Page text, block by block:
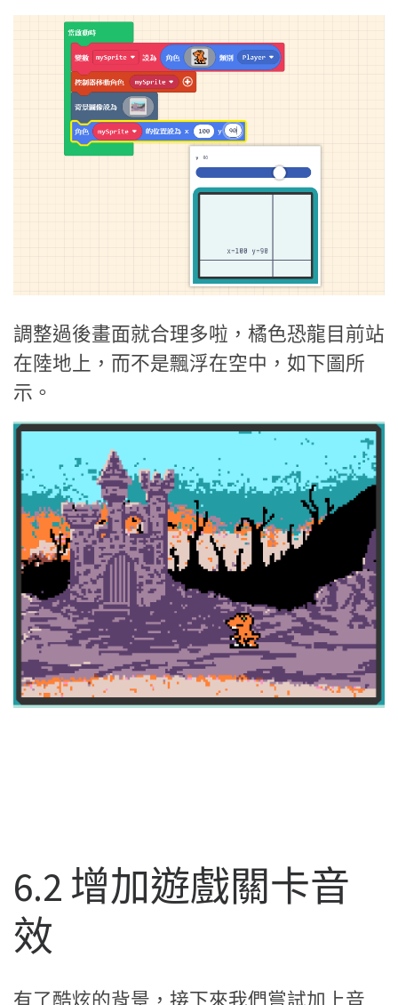
調整過後畫面就合理多啦，橘色恐龍目前站
在陸地上，而不是飄浮在空中，如下圖所
示。
6.2 增加遊戲關卡音
效
有了酷炫的背景，接下來我們嘗試加上音